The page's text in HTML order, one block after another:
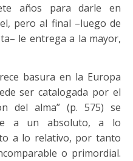
años para darle en
pero al final –luego de
le entrega a la mayor,
basura en la Europa
ser catalogada por el
del alma” (p. 575) se
a un absoluto, a lo
a lo relativo, por tanto
o primordial.